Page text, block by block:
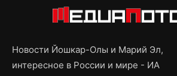
Новости Йошкар-Олы и Марий Эл,
интересное в России и мире - ИА